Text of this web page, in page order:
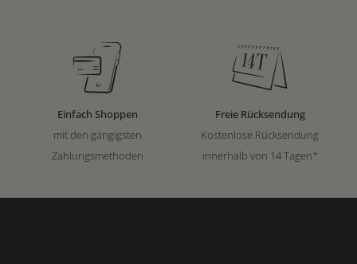
Einfach Shoppen
mit den gängigsten
Zahlungsmethoden
Freie Rücksendung
Kostenlose Rücksendung
innerhalb von 14 Tagen*